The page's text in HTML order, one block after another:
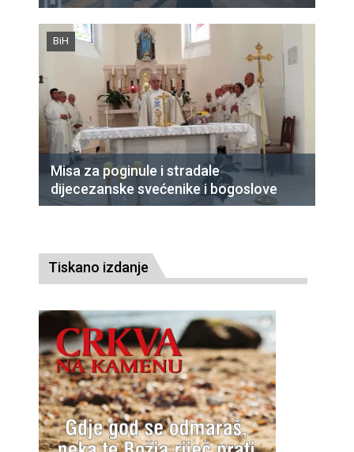
BiH
Misa za poginule i stradale
dijecezanske svećenike i bogoslove
Tiskano izdanje